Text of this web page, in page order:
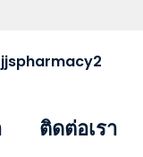
ติดต่อเรา